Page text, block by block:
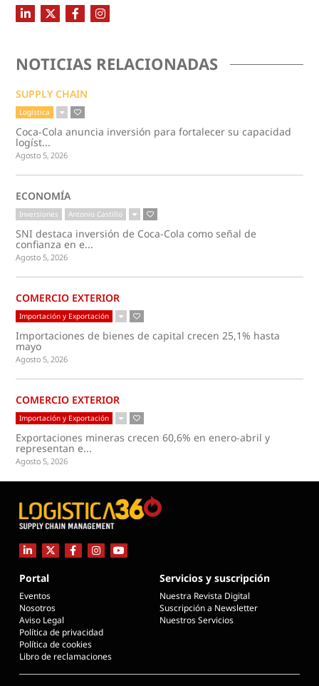
NOTICIAS RELACIONADAS
SUPPLY CHAIN
Logística
Coca-Cola anuncia inversión para fortalecer su capacidad
logíst...
Agosto 5, 2026
ECONOMÍA
Inversiones Antonio Castillo
SNI destaca inversión de Coca-Cola como señal de
confianza en e...
Agosto 5, 2026
COMERCIO EXTERIOR
Importación y Exportación
Importaciones de bienes de capital crecen 25,1% hasta
mayo
Agosto 5, 2026
COMERCIO EXTERIOR
Importación y Exportación
Exportaciones mineras crecen 60,6% en enero-abril y
representan e...
Agosto 5, 2026
Portal
Eventos
Nosotros
Aviso Legal
Política de privacidad
Política de cookies
Libro de reclamaciones
Servicios y suscripción
Nuestra Revista Digital
Suscripción a Newsletter
Nuestros Servicios